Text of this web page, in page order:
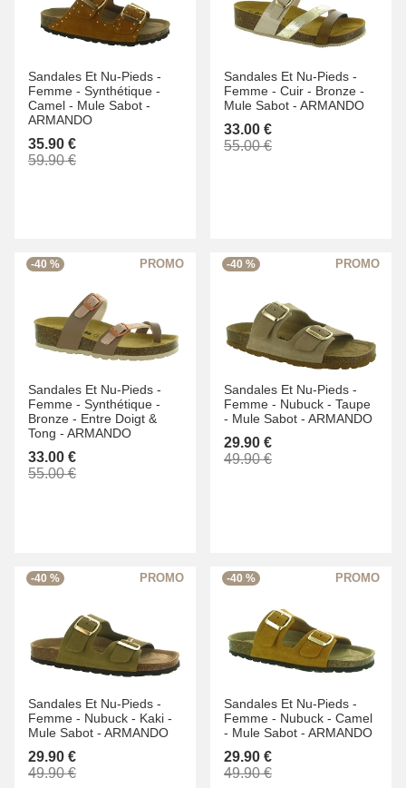
Sandales Et Nu-Pieds -
Femme - Synthétique -
Camel - Mule Sabot -
ARMANDO
35.90 €
59.90 €
Sandales Et Nu-Pieds -
Femme - Cuir - Bronze -
Mule Sabot - ARMANDO
33.00 €
55.00 €
-40 %
Sandales Et Nu-Pieds -
Femme - Synthétique -
Bronze - Entre Doigt &
Tong - ARMANDO
33.00 €
55.00 €
-40 %
Sandales Et Nu-Pieds -
Femme - Nubuck - Taupe
- Mule Sabot - ARMANDO
29.90 €
49.90 €
-40 %
Sandales Et Nu-Pieds -
Femme - Nubuck - Kaki -
Mule Sabot - ARMANDO
29.90 €
49.90 €
-40 %
Sandales Et Nu-Pieds -
Femme - Nubuck - Camel
- Mule Sabot - ARMANDO
29.90 €
49.90 €